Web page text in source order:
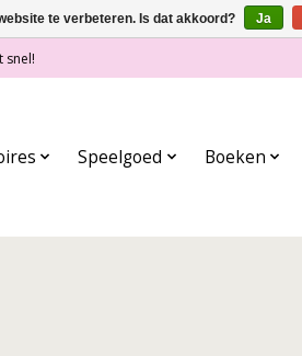
snel!
Speelgoed Boeken
te verbeteren. Is dat akkoord? Ja